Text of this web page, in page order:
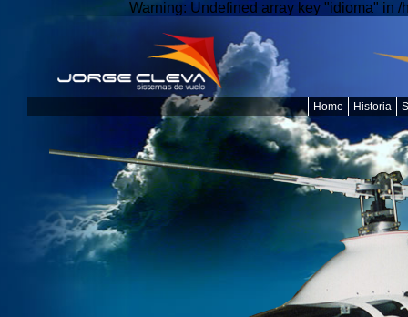
Warning: Undefined array key "idioma" in
Historia
Home